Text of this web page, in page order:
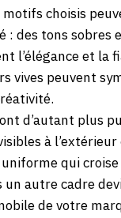
choisis
: des tons sobres
l’élégance et la
vives peuvent
d’autant plus
à
qui
autre cadre
de votre